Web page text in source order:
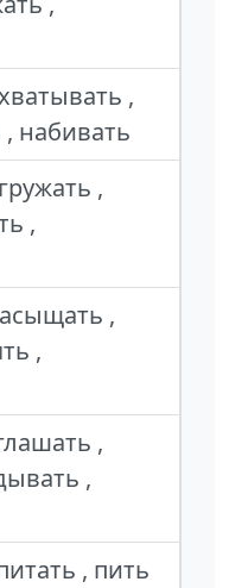
,
, набивать
,
,
,
,
,
,
, пить